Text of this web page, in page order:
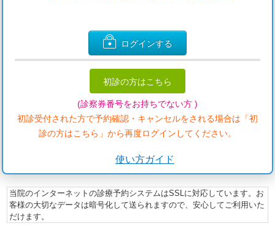
ログインする
初診の方はこちら
(診察券番号をお持ちでない方 )
初診受付された方で予約確認・キャンセルをされる場合は「初
診の方はこちら」から再度ログインしてください。
使い方ガイド
当院のインターネットの診療予約システムはSSLに対応しています。お
客様の大切なデータは暗号化して送られますので、安心してご利用いた
だけます。